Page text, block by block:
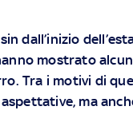
dall’inizio
mostrato
Tra i motivi di
ma